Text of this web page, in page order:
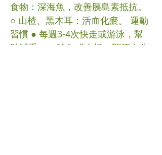
食物：深海魚，改善胰島素抵抗。
○ 山楂、黑木耳：活血化瘀。 運動
習慣 ● 每週3-4次快走或游泳，幫
助減重。 ● 瑜伽或太極，調節內分